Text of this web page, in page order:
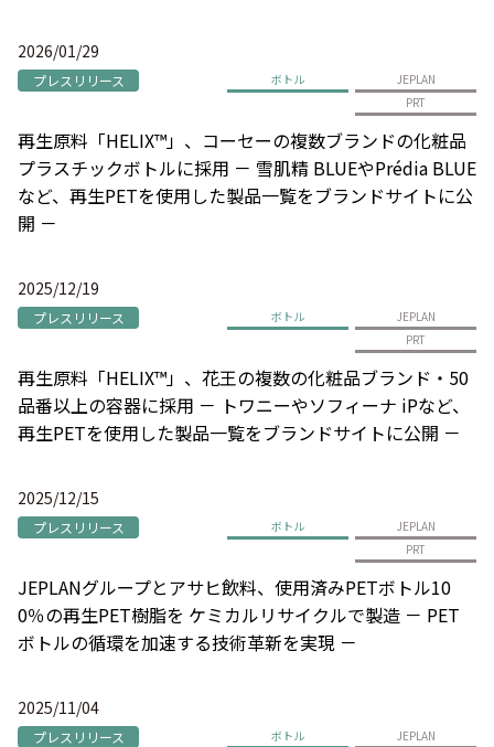
2026/01/29
プレスリリース ボトル
JEPLAN
PRT
再生原料「HELIX™」、コーセーの複数ブランドの化粧品
プラスチックボトルに採用 － 雪肌精 BLUEやPrédia BLUE
など、再生PETを使用した製品一覧をブランドサイトに公
開 －
2025/12/19
プレスリリース ボトル
JEPLAN
PRT
再生原料「HELIX™」、花王の複数の化粧品ブランド・50
品番以上の容器に採用 － トワニーやソフィーナ iPなど、
再生PETを使用した製品一覧をブランドサイトに公開 －
2025/12/15
プレスリリース ボトル
JEPLAN
PRT
JEPLANグループとアサヒ飲料、使用済みPETボトル10
0％の再生PET樹脂を ケミカルリサイクルで製造 － PET
ボトルの循環を加速する技術革新を実現 －
2025/11/04
プレスリリース ボトル
JEPLAN